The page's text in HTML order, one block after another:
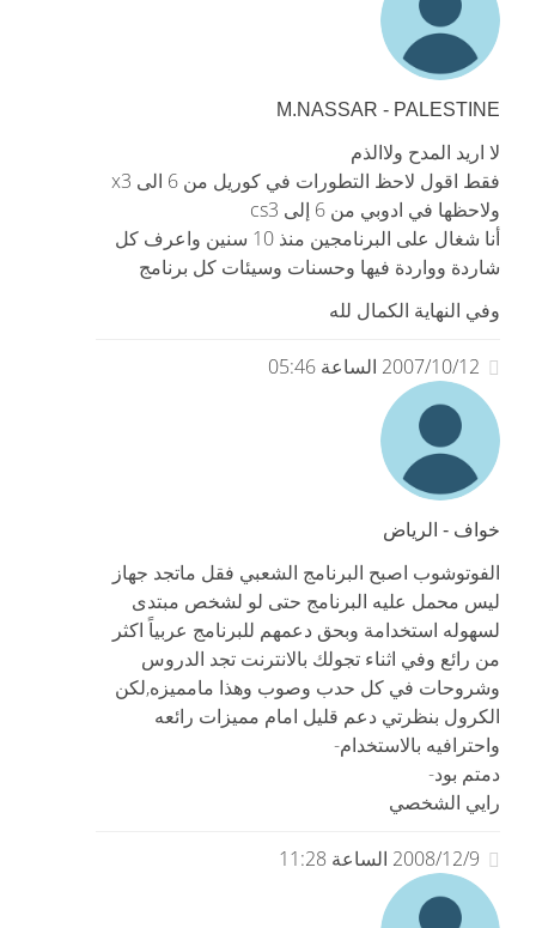
M.NASSAR - PALESTINE
لا اريد المدح ولاالذم
فقط اقول لاحظ التطورات في كوريل من 6 الى x3
ولاحظها في ادوبي من 6 إلى cs3
أنا شغال على البرنامجين منذ 10 سنين واعرف كل
شاردة وواردة فيها وحسنات وسيئات كل برنامج
وفي النهاية الكمال لله
2007/10/12 الساعة 05:46
خواف - الرياض
الفوتوشوب اصبح البرنامج الشعبي فقل ماتجد جهاز
ليس محمل عليه البرنامج حتى لو لشخص مبتدى
لسهوله استخدامة وبحق دعمهم للبرنامج عربياً اكثر
من رائع وفي اثناء تجولك بالانترنت تجد الدروس
وشروحات في كل حدب وصوب وهذا مامميزه,لكن
الكرول بنظرتي دعم قليل امام مميزات رائعه
واحترافيه بالاستخدام-
دمتم بود-
رايي الشخصي
2008/12/9 الساعة 11:28